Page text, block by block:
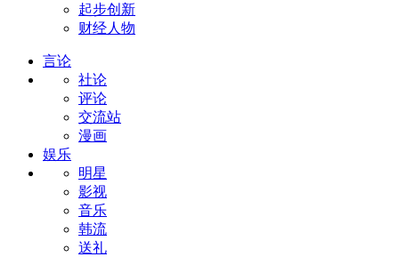
起步创新
财经人物
言论
社论
评论
交流站
漫画
娱乐
明星
影视
音乐
韩流
送礼